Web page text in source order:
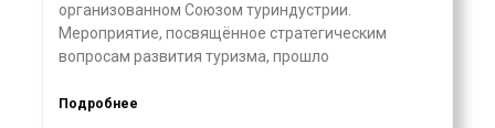
организованном Союзом туриндустрии.
Мероприятие, посвящённое стратегическим
вопросам развития туризма, прошло
Подробнее